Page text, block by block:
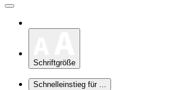
Schriftgröße
Schnelleinstieg für ...